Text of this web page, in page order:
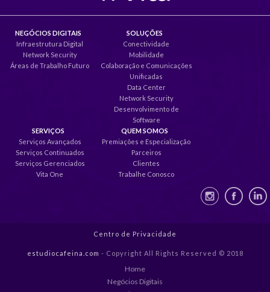
NEGÓCIOS DIGITAIS
Infraestrutura Digital
Network Security
Áreas de Trabalho Futuro
SOLUÇÕES
Conectividade
Mobilidade
Colaboração e Comunicações
Unificadas
Data Center
Network Security
Desenvolvimento de
Software
SERVIÇOS
Serviços Avançados
Serviços Continuados
Serviços Gerenciados
Vita One
QUEM SOMOS
Premiações e Especialização
Parceiros
Clientes
Trabalhe Conosco
Centro de Privacidade
estudiocafeina.com - Copyright All Rights Reserved © 2018
Home
Negócios Digitais